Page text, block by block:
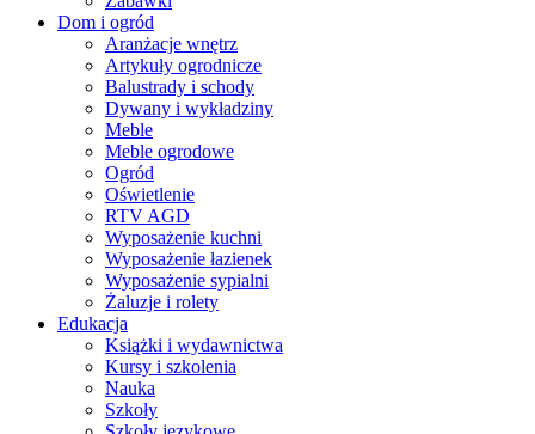
Dom i ogród
Aranżacje wnętrz
Artykuły ogrodnicze
Balustrady i schody
Dywany i wykładziny
Meble
Meble ogrodowe
Ogród
Oświetlenie
RTV AGD
Wyposażenie kuchni
Wyposażenie łazienek
Wyposażenie sypialni
Żaluzje i rolety
Edukacja
Książki i wydawnictwa
Kursy i szkolenia
Nauka
Szkoły